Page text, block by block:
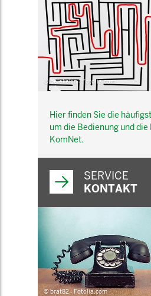
© belekekin - Fotolia.com
Hier finden Sie die
um die Bedienung und
KomNet.
SERVICE
KONTAKT
© brat82 - Fotolia.com